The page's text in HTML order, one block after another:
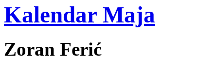
Kalendar Maja
Zoran Ferić